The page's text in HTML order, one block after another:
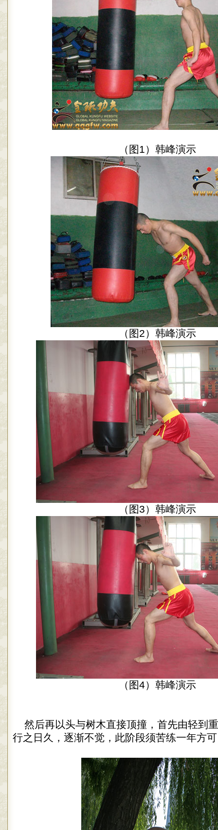
（图1）韩峰演示
（图2）韩峰演示
（图3）韩峰演示
（图4）韩峰演示
然后再以头与树木直接顶撞，首先由轻到
行之日久，逐渐不觉，此阶段须苦练一年方